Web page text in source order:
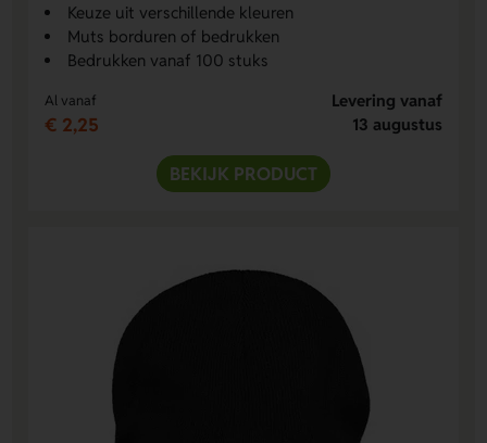
Keuze uit verschillende kleuren
Muts borduren of bedrukken
Bedrukken vanaf 100 stuks
Al vanaf
€ 2,25
Levering vanaf
13 augustus
BEKIJK PRODUCT